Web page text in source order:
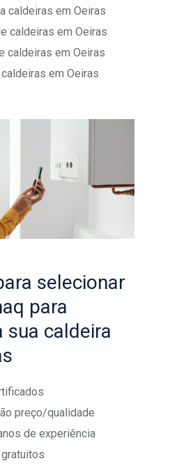
caldeiras em Oeiras
caldeiras em Oeiras
caldeiras em Oeiras
em Oeiras
selecionar
para
sua caldeira
preço/qualidade
de experiência